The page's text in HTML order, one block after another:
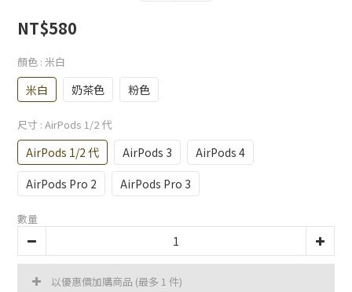
NT$580
顏色 : 米白
米白 奶茶色 粉色
尺寸 : AirPods 1/2 代
AirPods 1/2 代 AirPods 3
AirPods 4
AirPods Pro 2
AirPods Pro 3
數量
以優惠價加購商品 (最多 1 件)